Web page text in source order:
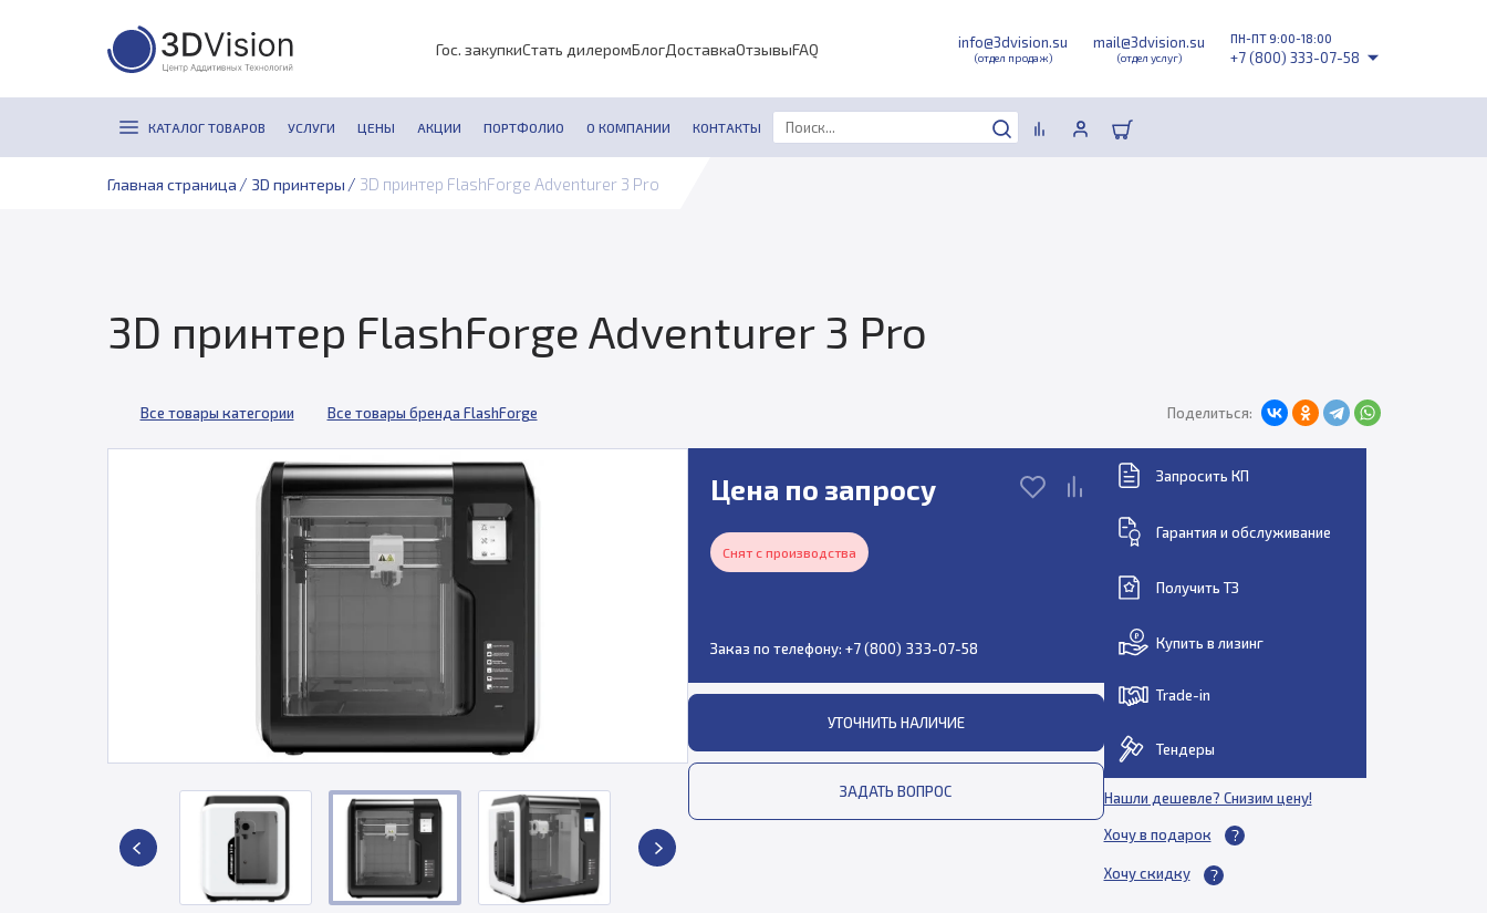
Гос. закупкиСтать дилеромБлогДоставкаОтзывыFAQ info@3dvision.su
(отдел продаж)
mail@3dvision.su
(отдел услуг)
ПН-ПТ 9:00-18:00
+7 (800) 333-07-58
КАТАЛОГ ТОВАРОВ УСЛУГИ ЦЕНЫ АКЦИИ ПОРТФОЛИО О КОМПАНИИ КОНТАКТЫ
Главная страница / 3D принтеры / 3D принтер FlashForge Adventurer 3 Pro
3D принтер FlashForge Adventurer 3 Pro
Все товары категории Все товары бренда FlashForge Поделиться:
Цена по запросу
Снят с производства
Заказ по телефону: +7 (800) 333-07-58
УТОЧНИТЬ НАЛИЧИЕ
ЗАДАТЬ ВОПРОС
Запросить КП
Гарантия и обслуживание
Получить ТЗ
Купить в лизинг
Trade-in
Тендеры
Нашли дешевле? Снизим цену!
Хочу в подарок
Хочу скидку